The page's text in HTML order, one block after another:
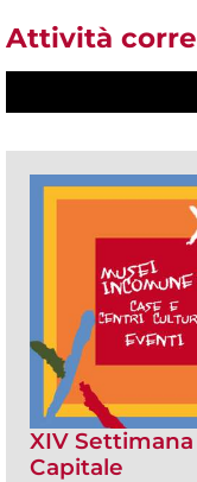
Attività
XIV
Capitale